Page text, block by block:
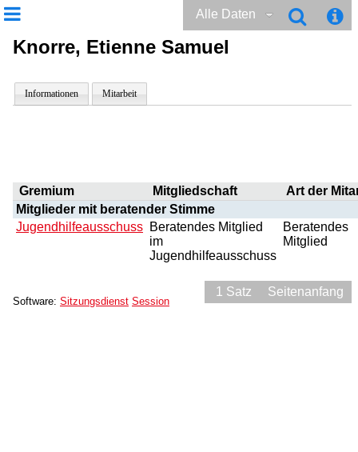
Alle Daten
Knorre, Etienne Samuel
Informationen Mitarbeit
Gremium Mitgliedschaft
Art der
Mitglieder mit beratender Stimme
Jugendhilfeausschuss Beratendes Mitglied
im
Jugendhilfeausschuss
Beratendes
Mitglied
1 Satz Seitenanfang
Software: Sitzungsdienst Session